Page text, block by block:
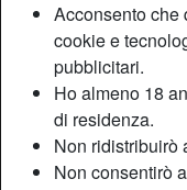
Acconsento che
cookie e
pubblicitari.
Ho almeno 18
di residenza.
Non ridistribuirò
Non consentirò